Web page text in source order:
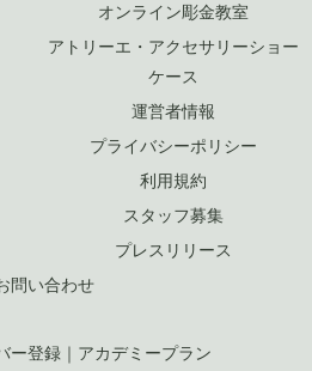
オンライン彫金教室
アトリーエ・アクセサリーショー
ケース
運営者情報
プライバシーポリシー
利用規約
スタッフ募集
プレスリリース
問い合わせ
ー登録 ｜ アカデミープラン